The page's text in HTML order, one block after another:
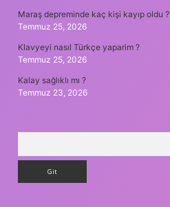
Maraş depreminde kaç kişi kayıp oldu ?
Temmuz 25, 2026
Klavyeyi nasıl Türkçe yaparim ?
Temmuz 25, 2026
Kalay sağlıklı mı ?
Temmuz 23, 2026